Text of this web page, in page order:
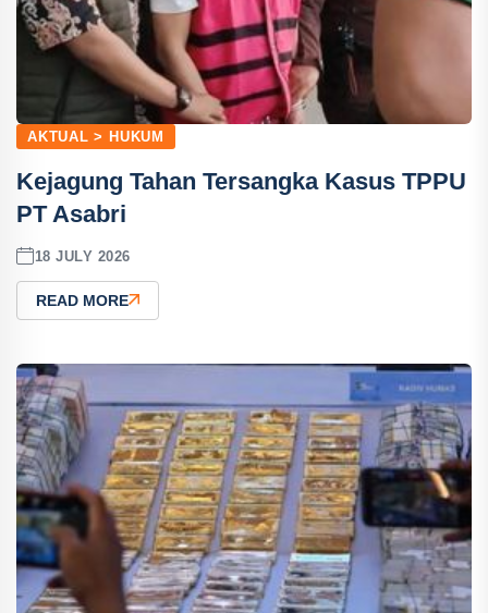
AKTUAL > HUKUM
Kejagung Tahan Tersangka Kasus TPPU
PT Asabri
18 JULY 2026
READ MORE